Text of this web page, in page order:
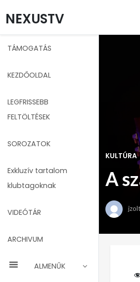
NEXUSTV
TÁMOGATÁS
KEZDŐOLDAL
LEGFRISSEBB
FELTÖLTÉSEK
SOROZATOK
Exkluzív tartalom
klubtagoknak
VIDEÓTÁR
ARCHIVUM
ALMENŰK
KULTÚRA
A